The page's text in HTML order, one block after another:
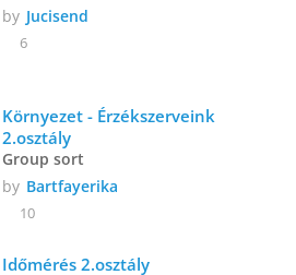
by Jucisend
6
Környezet - Érzékszerveink
2.osztály
Group sort
by Bartfayerika
10
Időmérés 2.osztály